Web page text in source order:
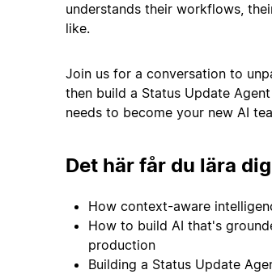
understands their workflows,
like.
Join us for a conversation to
then build a Status Update
needs to become your new AI
Det här får du lära dig
How context-aware
How to build AI that's
production
Building a Status Update